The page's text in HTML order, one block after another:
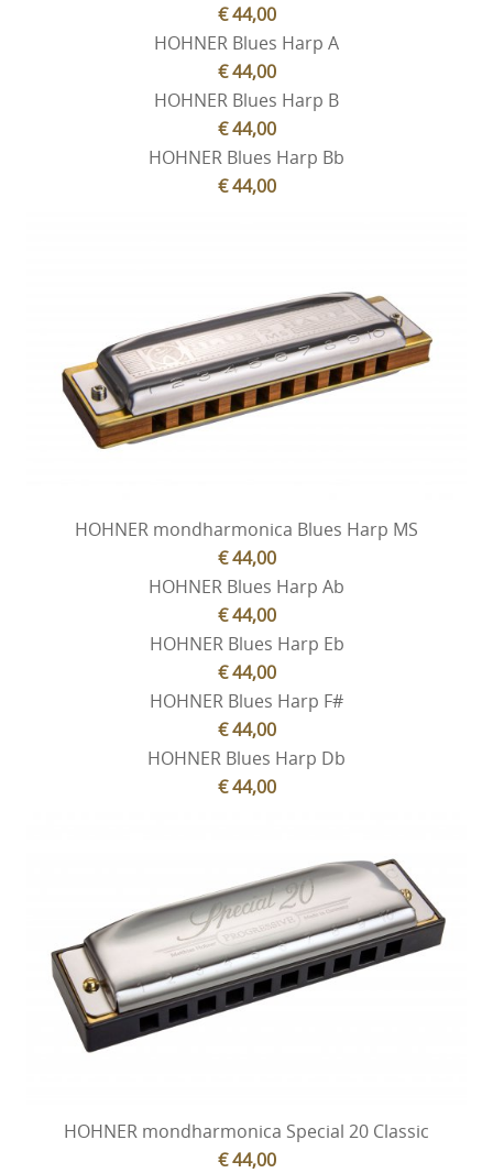
€ 44,00
HOHNER Blues Harp A
€ 44,00
HOHNER Blues Harp B
€ 44,00
HOHNER Blues Harp Bb
€ 44,00
HOHNER mondharmonica Blues Harp MS
€ 44,00
HOHNER Blues Harp Ab
€ 44,00
HOHNER Blues Harp Eb
€ 44,00
HOHNER Blues Harp F#
€ 44,00
HOHNER Blues Harp Db
€ 44,00
HOHNER mondharmonica Special 20 Classic
€ 44,00